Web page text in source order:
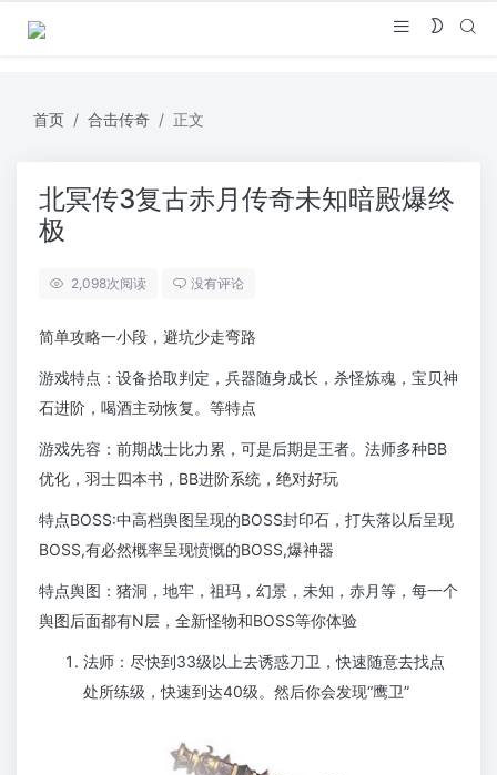
首页 合击传奇 正文
北冥传3复古赤月传奇未知暗殿爆终
极
2,098次阅读 没有评论
简单攻略一小段，避坑少走弯路
游戏特点：设备拾取判定，兵器随身成长，杀怪炼魂，宝贝神
石进阶，喝酒主动恢复。等特点
游戏先容：前期战士比力累，可是后期是王者。法师多种BB
优化，羽士四本书，BB进阶系统，绝对好玩
特点BOSS:中高档舆图呈现的BOSS封印石，打失落以后呈现
BOSS,有必然概率呈现愤慨的BOSS,爆神器
特点舆图：猪洞，地牢，祖玛，幻景，未知，赤月等，每一个
舆图后面都有N层，全新怪物和BOSS等你体验
法师：尽快到33级以上去诱惑刀卫，快速随意去找点
处所练级，快速到达40级。然后你会发现“鹰卫”